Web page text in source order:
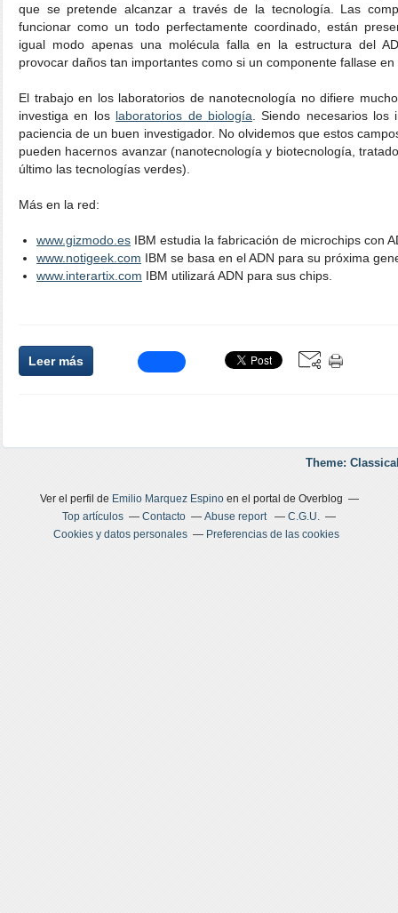
que se pretende alcanzar a través de la tecnología. Las
funcionar como un todo perfectamente coordinado, están
igual modo apenas una molécula falla en la estructura del
provocar daños tan importantes como si un componente fallase
El trabajo en los laboratorios de nanotecnología no difiere
investiga en los laboratorios de biología . Siendo necesarios
paciencia de un buen investigador. No olvidemos que estos
pueden hacernos avanzar (nanotecnología y biotecnología,
último las tecnologías verdes).
Más en la red:
www.gizmodo.es IBM estudia la fabricación de microchips con
www.notigeek.com IBM se basa en el ADN para su próxima
www.interartix.com IBM utilizará ADN para sus chips.
Leer más
Theme:
Ver el perfil de Emilio Marquez Espinoen el portal de Overblog
Top artículos
Contacto Abuse report
C.G.U.
Cookies y datos personales
Preferencias de las cookies